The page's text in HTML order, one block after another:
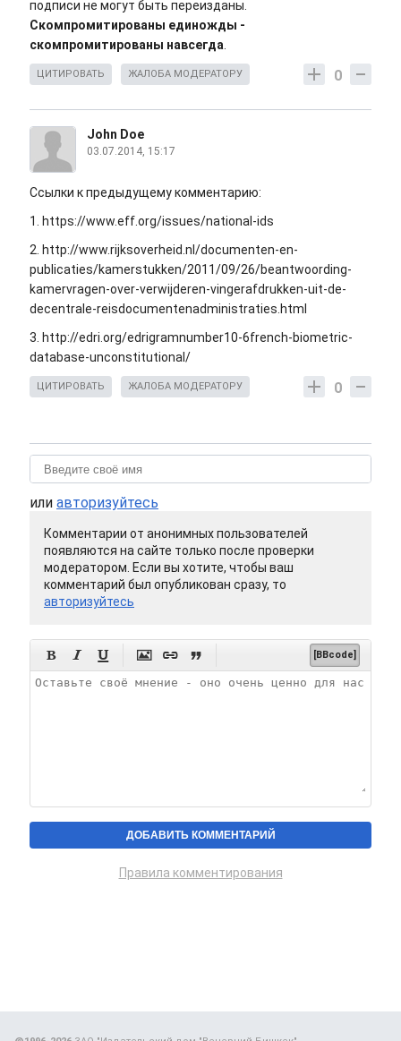
подписи не могут быть переизданы.
Скомпромитированы единожды -
скомпромитированы навсегда.
0
ЦИТИРОВАТЬ ЖАЛОБА МОДЕРАТОРУ
John Doe
03.07.2014, 15:17
Ссылки к предыдущему комментарию:
1. https://www.eff.org/issues/national-ids
2. http://www.rijksoverheid.nl/documenten-en-
publicaties/kamerstukken/2011/09/26/beantwoording-
kamervragen-over-verwijderen-vingerafdrukken-uit-de-
decentrale-reisdocumentenadministraties.html
3. http://edri.org/edrigramnumber10-6french-biometric-
database-unconstitutional/
0
ЦИТИРОВАТЬ ЖАЛОБА МОДЕРАТОРУ
или авторизуйтесь
Комментарии от анонимных пользователей
появляются на сайте только после проверки
модератором. Если вы хотите, чтобы ваш
комментарий был опубликован сразу, то
авторизуйтесь
      [BBcode]
Правила комментирования